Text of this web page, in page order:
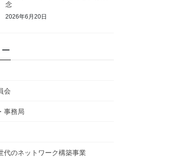
念
2026年6月20日
会
事務局
代のネットワーク構築事業